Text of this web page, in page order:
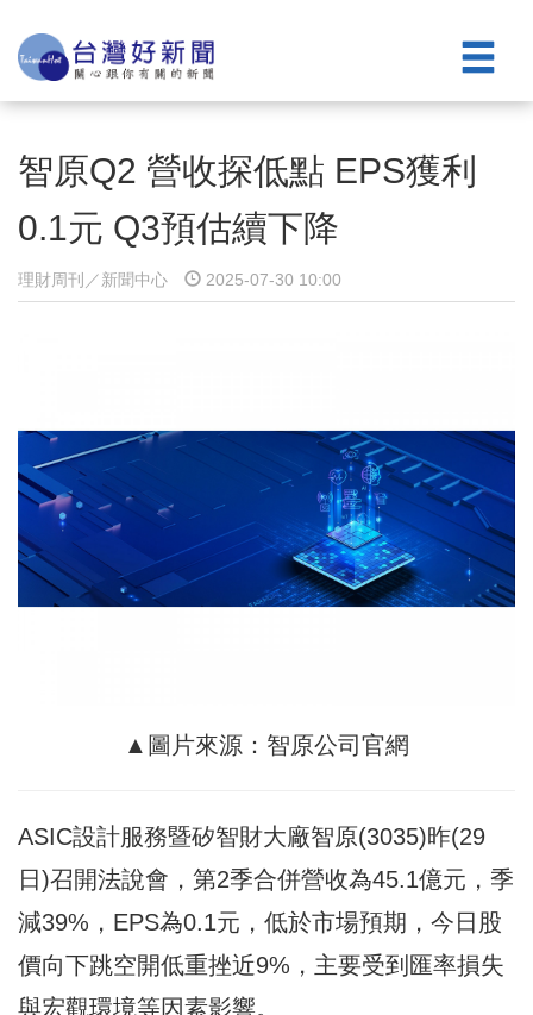
智原Q2 營收探低點 EPS獲利
0.1元 Q3預估續下降
理財周刊／新聞中心 2025-07-30 10:00
▲圖片來源：智原公司官網
ASIC設計服務暨矽智財大廠智原(3035)昨(29
日)召開法說會，第2季合併營收為45.1億元，季
減39%，EPS為0.1元，低於市場預期，今日股
價向下跳空開低重挫近9%，主要受到匯率損失
與宏觀環境等因素影響。